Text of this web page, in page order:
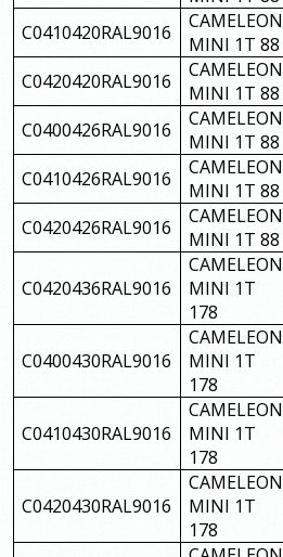
C0410420RAL9016
CAMELEON
MINI 1T 88
C0420420RAL9016
CAMELEON
MINI 1T 88
C0400426RAL9016
CAMELEON
MINI 1T 88
C0410426RAL9016
CAMELEON
MINI 1T 88
C0420426RAL9016
CAMELEON
MINI 1T 88
C0420436RAL9016
CAMELEON
MINI 1T
178
C0400430RAL9016
CAMELEON
MINI 1T
178
C0410430RAL9016
CAMELEON
MINI 1T
178
C0420430RAL9016
CAMELEON
MINI 1T
178